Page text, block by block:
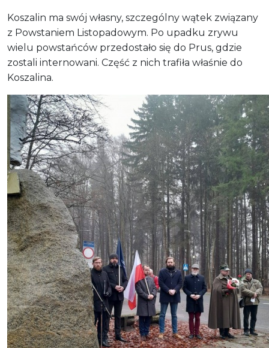
Koszalin ma swój własny, szczególny wątek związany
z Powstaniem Listopadowym. Po upadku zrywu
wielu powstańców przedostało się do Prus, gdzie
zostali internowani. Część z nich trafiła właśnie do
Koszalina.